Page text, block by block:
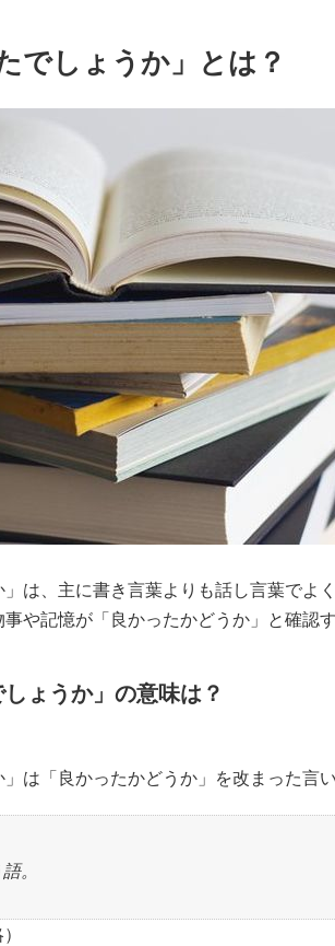
でしょうか」とは？
」は、主に書き言葉よりも話し言葉でよ
や記憶が「良かったかどうか」と確認
しょうか」の意味は？
」は「良かったかどうか」を改まった言
。